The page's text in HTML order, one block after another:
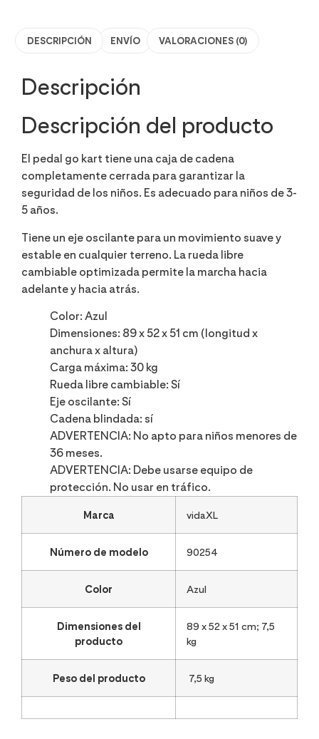
DESCRIPCIÓN ENVÍO VALORACIONES (0)
Descripción
Descripción del producto
El pedal go kart tiene una caja de cadena
completamente cerrada para garantizar la
seguridad de los niños. Es adecuado para niños de 3-
5 años.
Tiene un eje oscilante para un movimiento suave y
estable en cualquier terreno. La rueda libre
cambiable optimizada permite la marcha hacia
adelante y hacia atrás.
Color: Azul
Dimensiones: 89 x 52 x 51 cm (longitud x
anchura x altura)
Carga máxima: 30 kg
Rueda libre cambiable: Sí
Eje oscilante: Sí
Cadena blindada: sí
ADVERTENCIA: No apto para niños menores de
36 meses.
ADVERTENCIA: Debe usarse equipo de
protección. No usar en tráfico.
Marca ‎vidaXL
Número de modelo ‎90254
Color ‎Azul
Dimensiones del
producto
‎89 x 52 x 51 cm; 7,5
kg
Peso del producto ‎7,5 kg